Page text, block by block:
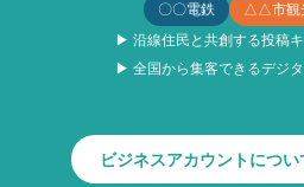
〇〇電鉄
△△市観
▶ 沿線住民と共創する投稿
▶ 全国から集客できるデジ
ビジネスアカウントにつ